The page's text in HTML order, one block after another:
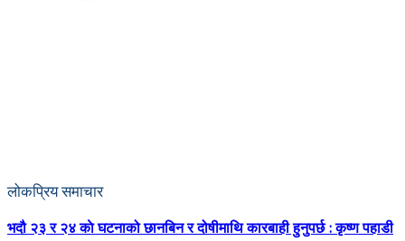
लोकप्रिय समाचार
भदौ २३ र २४ काे घटनाको छानबिन र दोषीमाथि कारबाही हुनुपर्छ : कृष्ण पहाडी